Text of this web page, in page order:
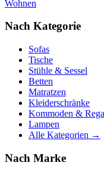
Wohnen
Nach Kategorie
Sofas
Tische
Stühle & Sessel
Betten
Matratzen
Kleiderschränke
Kommoden &
Lampen
Alle Kategorien →
Nach Marke